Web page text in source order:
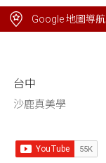
Google 地圖導航
台中
沙鹿真美學